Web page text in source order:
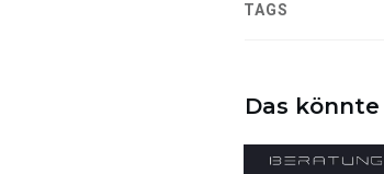
TAGS
Das